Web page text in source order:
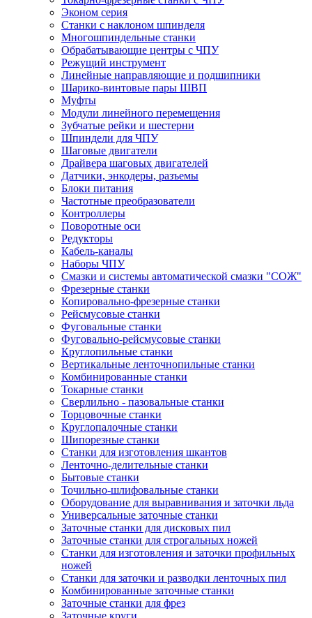
Эконом серия
Станки с наклоном шпинделя
Многошпиндельные станки
Обрабатывающие центры с ЧПУ
Режущий инструмент
Линейные направляющие и подшипники
Шарико-винтовые пары ШВП
Муфты
Модули линейного перемещения
Зубчатые рейки и шестерни
Шпиндели для ЧПУ
Шаговые двигатели
Драйвера шаговых двигателей
Датчики, энкодеры, разъемы
Блоки питания
Частотные преобразователи
Контроллеры
Поворотные оси
Редукторы
Кабель-каналы
Наборы ЧПУ
Смазки и системы автоматической смазки "СОЖ"
Фрезерные станки
Копировально-фрезерные станки
Рейсмусовые станки
Фуговальные станки
Фуговально-рейсмусовые станки
Круглопильные станки
Вертикальные ленточнопильные станки
Комбинированные станки
Токарные станки
Сверлильно - пазовальные станки
Торцовочные станки
Круглопалочные станки
Шипорезные станки
Станки для изготовления шкантов
Ленточно-делительные станки
Бытовые станки
Точильно-шлифовальные станки
Оборудование для выравнивания и заточки льда
Универсальные заточные станки
Заточные станки для дисковых пил
Заточные станки для строгальных ножей
Станки для изготовления и заточки профильных
ножей
Станки для заточки и разводки ленточных пил
Комбинированные заточные станки
Заточные станки для фрез
Заточные круги